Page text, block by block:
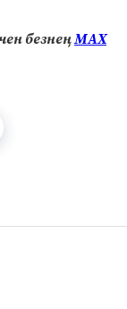
безнеңМАХ